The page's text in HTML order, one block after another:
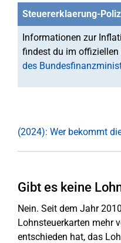
Steuererklaerung-
Informationen zur
findest du im offiziellen
des
(2024): Wer bekommt
Gibt es keine
Nein. Seit dem Jahr
Lohnsteuerkarten mehr
entschieden hat, das